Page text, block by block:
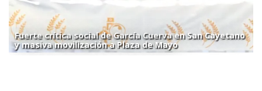
Fuerte crítica social de García Cuerva en San Cayetano
y masiva movilización a Plaza de Mayo